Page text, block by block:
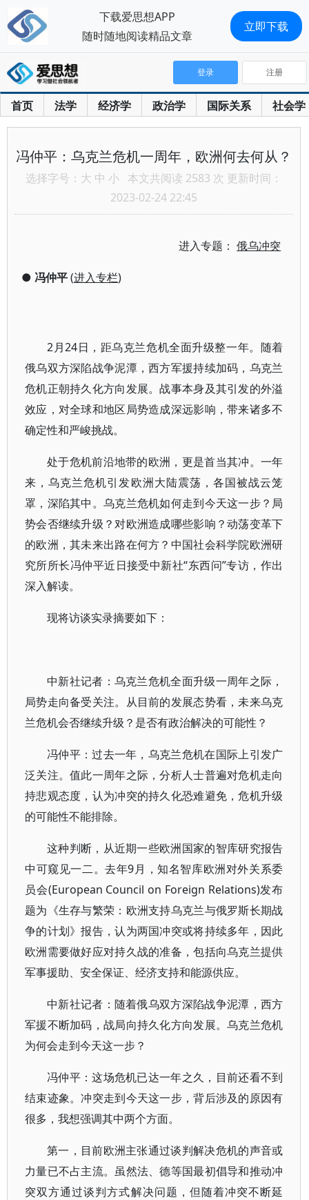
首页 法学 经济学 政治学 国际关系 社会学
登录 注册
冯仲平：乌克兰危机一周年，欧洲何去何从？
选择字号： 大 中 小 本文共阅读 2583 次 更新时间：
2023-02-24 22:45
进入专题：俄乌冲突
● 冯仲平(进入专栏)
2月24日，距乌克兰危机全面升级整一年。随着
俄乌双方深陷战争泥潭，西方军援持续加码，乌克兰
危机正朝持久化方向发展。战事本身及其引发的外溢
效应，对全球和地区局势造成深远影响，带来诸多不
确定性和严峻挑战。
处于危机前沿地带的欧洲，更是首当其冲。一年
来，乌克兰危机引发欧洲大陆震荡，各国被战云笼
罩，深陷其中。乌克兰危机如何走到今天这一步？局
势会否继续升级？对欧洲造成哪些影响？动荡变革下
的欧洲，其未来出路在何方？中国社会科学院欧洲研
究所所长冯仲平近日接受中新社“东西问”专访，作出
深入解读。
现将访谈实录摘要如下：
中新社记者：乌克兰危机全面升级一周年之际，
局势走向备受关注。从目前的发展态势看，未来乌克
兰危机会否继续升级？是否有政治解决的可能性？
冯仲平：过去一年，乌克兰危机在国际上引发广
泛关注。值此一周年之际，分析人士普遍对危机走向
持悲观态度，认为冲突的持久化恐难避免，危机升级
的可能性不能排除。
这种判断，从近期一些欧洲国家的智库研究报告
中可窥见一二。去年9月，知名智库欧洲对外关系委
员会(European Council on Foreign Relations)发布
题为《生存与繁荣：欧洲支持乌克兰与俄罗斯长期战
争的计划》报告，认为两国冲突或将持续多年，因此
欧洲需要做好应对持久战的准备，包括向乌克兰提供
军事援助、安全保证、经济支持和能源供应。
中新社记者：随着俄乌双方深陷战争泥潭，西方
军援不断加码，战局向持久化方向发展。乌克兰危机
为何会走到今天这一步？
冯仲平：这场危机已达一年之久，目前还看不到
结束迹象。冲突走到今天这一步，背后涉及的原因有
很多，我想强调其中两个方面。
第一，目前欧洲主张通过谈判解决危机的声音或
力量已不占主流。虽然法、德等国最初倡导和推动冲
突双方通过谈判方式解决问题，但随着冲突不断延
下载爱思想APP
随时随地阅读精品文章
立即下载